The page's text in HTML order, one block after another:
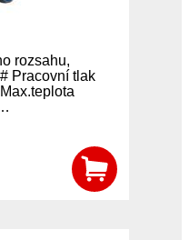
rozsahu,
Pracovní tlak